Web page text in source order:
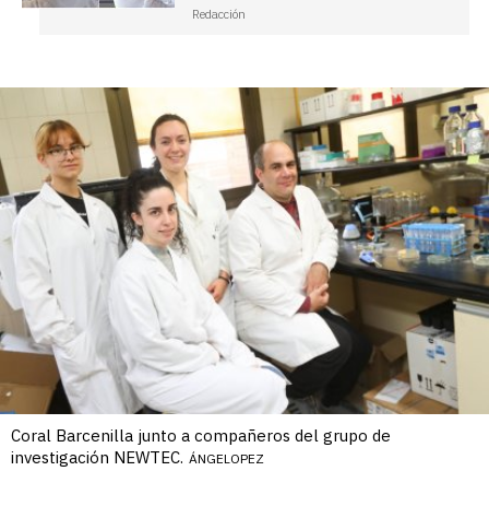
Redacción
Coral Barcenilla junto a compañeros del grupo de
investigación NEWTEC. ÁNGELOPEZ